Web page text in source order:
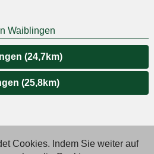
Waiblingen
(24,7km)
(25,8km)
GmbH
Cookies. Indem Sie weiter auf